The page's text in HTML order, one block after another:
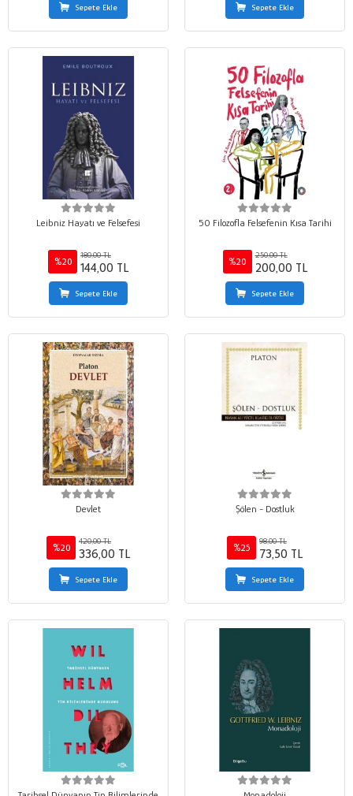
Sepete Ekle Sepete Ekle
Leibniz Hayatı ve Felsefesi
%20
180,00 TL
144,00 TL
Sepete Ekle
50 Filozofla Felsefenin Kısa Tarihi
%20
250,00 TL
200,00 TL
Sepete Ekle
Devlet
%20
420,00 TL
336,00 TL
Sepete Ekle
Şölen - Dostluk
%25
98,00 TL
73,50 TL
Sepete Ekle